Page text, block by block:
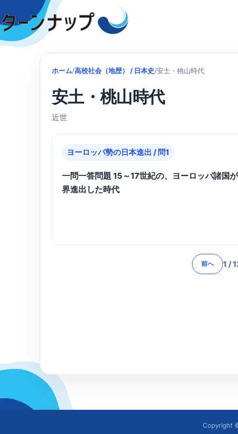
to
content
ホーム/高校社会（地歴） / 日本史/安土・桃山時代
安土・桃山時代
近世
ヨーロッパ勢の日本進出 / 問1
一問一答問題 15～17世紀の、ヨーロッパ諸国
界進出した時代
前へ 1 /
Copyright